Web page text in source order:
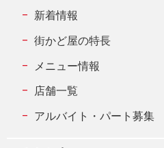
新着情報
街かど屋の特長
メニュー情報
店舗一覧
アルバイト・パート募集